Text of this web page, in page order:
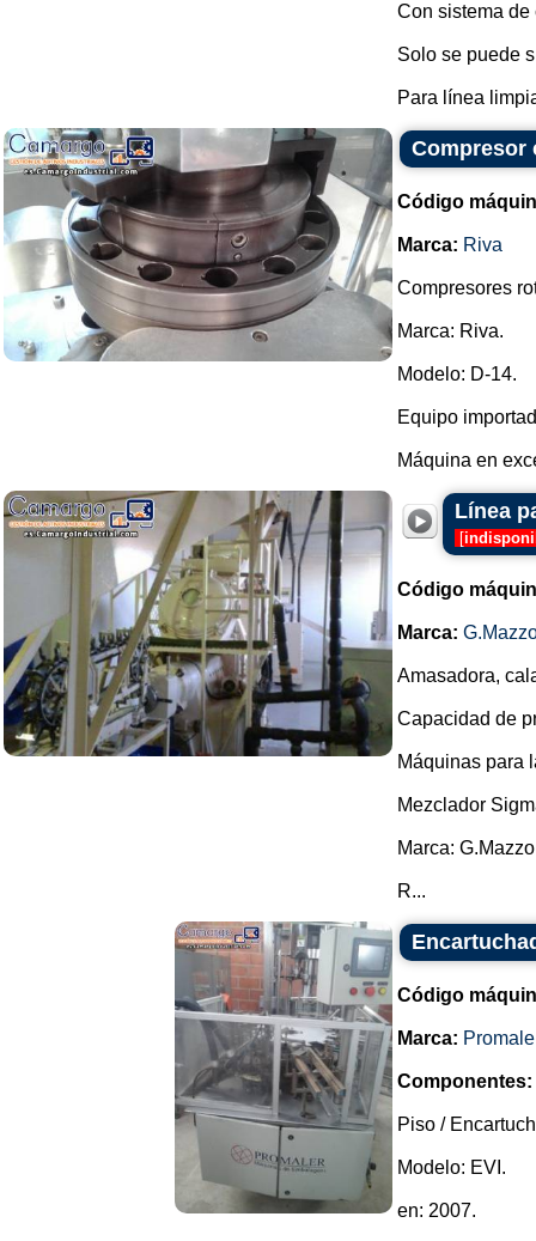
Con sistema
Solo se puede
Para línea
Compresor
Código
Marca: Riva
Compresores
Marca: Riva.
Modelo: D-14.
Equipo
Máquina en
Línea
[
Código
Marca:
Amasadora,
Capacidad de
Máquinas para
Mezclador
Marca:
R...
Código
Marca:
Componentes:
Piso /
Modelo: EVI.
en: 2007.